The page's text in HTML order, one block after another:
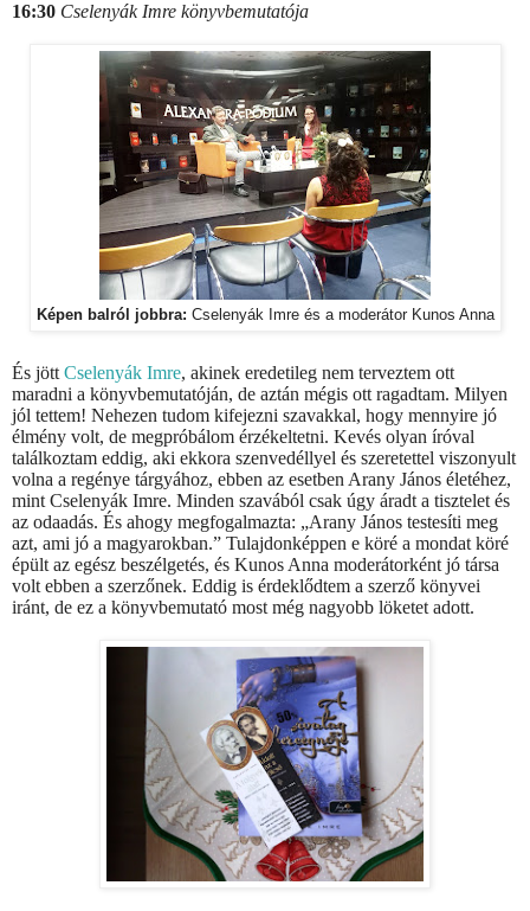
16:30 Cselenyák Imre könyvbemutatója
Képen balról jobbra: Cselenyák Imre és a moderátor Kunos Anna
És jött Cselenyák Imre, akinek eredetileg nem terveztem ott
maradni a könyvbemutatóján, de aztán mégis ott ragadtam. Milyen
jól tettem! Nehezen tudom kifejezni szavakkal, hogy mennyire jó
élmény volt, de megpróbálom érzékeltetni. Kevés olyan íróval
találkoztam eddig, aki ekkora szenvedéllyel és szeretettel viszonyult
volna a regénye tárgyához, ebben az esetben Arany János életéhez,
mint Cselenyák Imre. Minden szavából csak úgy áradt a tisztelet és
az odaadás. És ahogy megfogalmazta: „Arany János testesíti meg
azt, ami jó a magyarokban.” Tulajdonképpen e köré a mondat köré
épült az egész beszélgetés, és Kunos Anna moderátorként jó társa
volt ebben a szerzőnek. Eddig is érdeklődtem a szerző könyvei
iránt, de ez a könyvbemutató most még nagyobb löketet adott.